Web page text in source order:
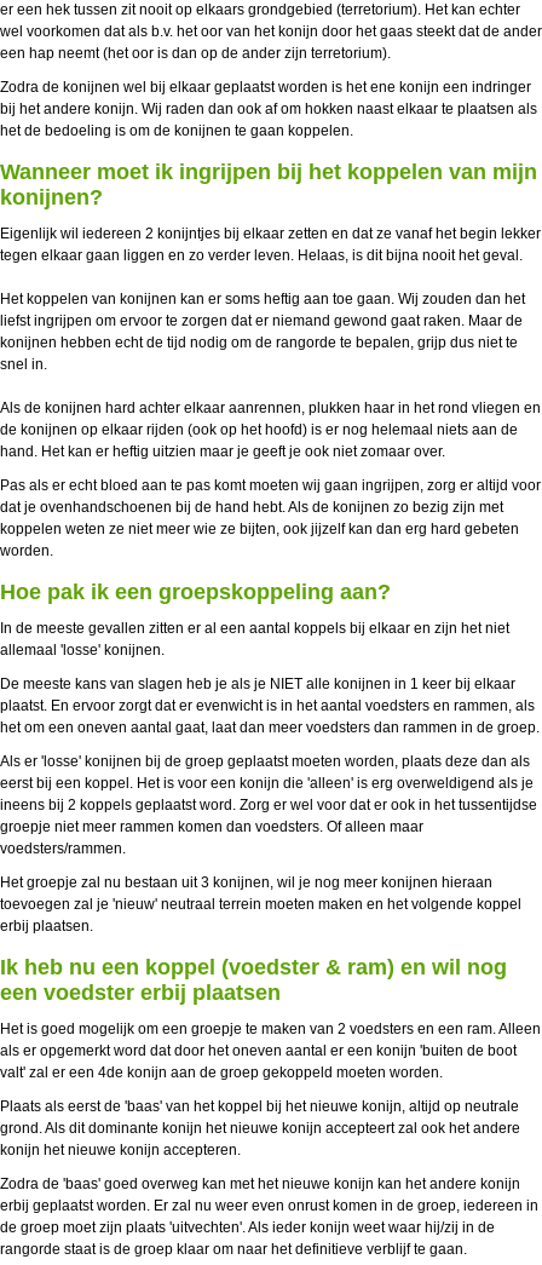
er een hek tussen zit nooit op elkaars grondgebied (terretorium). Het kan echter
wel voorkomen dat als b.v. het oor van het konijn door het gaas steekt dat de ander
een hap neemt (het oor is dan op de ander zijn terretorium).
Zodra de konijnen wel bij elkaar geplaatst worden is het ene konijn een indringer
bij het andere konijn. Wij raden dan ook af om hokken naast elkaar te plaatsen als
het de bedoeling is om de konijnen te gaan koppelen.
Wanneer moet ik ingrijpen bij het koppelen van mijn
konijnen?
Eigenlijk wil iedereen 2 konijntjes bij elkaar zetten en dat ze vanaf het begin lekker
tegen elkaar gaan liggen en zo verder leven. Helaas, is dit bijna nooit het geval.
Het koppelen van konijnen kan er soms heftig aan toe gaan. Wij zouden dan het
liefst ingrijpen om ervoor te zorgen dat er niemand gewond gaat raken. Maar de
konijnen hebben echt de tijd nodig om de rangorde te bepalen, grijp dus niet te
snel in.
Als de konijnen hard achter elkaar aanrennen, plukken haar in het rond vliegen en
de konijnen op elkaar rijden (ook op het hoofd) is er nog helemaal niets aan de
hand. Het kan er heftig uitzien maar je geeft je ook niet zomaar over.
Pas als er echt bloed aan te pas komt moeten wij gaan ingrijpen, zorg er altijd voor
dat je ovenhandschoenen bij de hand hebt. Als de konijnen zo bezig zijn met
koppelen weten ze niet meer wie ze bijten, ook jijzelf kan dan erg hard gebeten
worden.
Hoe pak ik een groepskoppeling aan?
In de meeste gevallen zitten er al een aantal koppels bij elkaar en zijn het niet
allemaal 'losse' konijnen.
De meeste kans van slagen heb je als je NIET alle konijnen in 1 keer bij elkaar
plaatst. En ervoor zorgt dat er evenwicht is in het aantal voedsters en rammen, als
het om een oneven aantal gaat, laat dan meer voedsters dan rammen in de groep.
Als er 'losse' konijnen bij de groep geplaatst moeten worden, plaats deze dan als
eerst bij een koppel. Het is voor een konijn die 'alleen' is erg overweldigend als je
ineens bij 2 koppels geplaatst word. Zorg er wel voor dat er ook in het tussentijdse
groepje niet meer rammen komen dan voedsters. Of alleen maar
voedsters/rammen.
Het groepje zal nu bestaan uit 3 konijnen, wil je nog meer konijnen hieraan
toevoegen zal je 'nieuw' neutraal terrein moeten maken en het volgende koppel
erbij plaatsen.
Ik heb nu een koppel (voedster & ram) en wil nog
een voedster erbij plaatsen
Het is goed mogelijk om een groepje te maken van 2 voedsters en een ram. Alleen
als er opgemerkt word dat door het oneven aantal er een konijn 'buiten de boot
valt' zal er een 4de konijn aan de groep gekoppeld moeten worden.
Plaats als eerst de 'baas' van het koppel bij het nieuwe konijn, altijd op neutrale
grond. Als dit dominante konijn het nieuwe konijn accepteert zal ook het andere
konijn het nieuwe konijn accepteren.
Zodra de 'baas' goed overweg kan met het nieuwe konijn kan het andere konijn
erbij geplaatst worden. Er zal nu weer even onrust komen in de groep, iedereen in
de groep moet zijn plaats 'uitvechten'. Als ieder konijn weet waar hij/zij in de
rangorde staat is de groep klaar om naar het definitieve verblijf te gaan.